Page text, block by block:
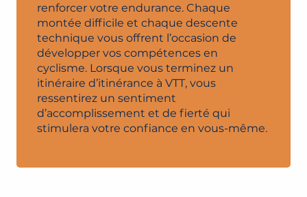
renforcer votre endurance. Chaque
montée difficile et chaque descente
technique vous offrent l’occasion de
développer vos compétences en
cyclisme. Lorsque vous terminez un
itinéraire d’itinérance à VTT, vous
ressentirez un sentiment
d’accomplissement et de fierté qui
stimulera votre confiance en vous-même.